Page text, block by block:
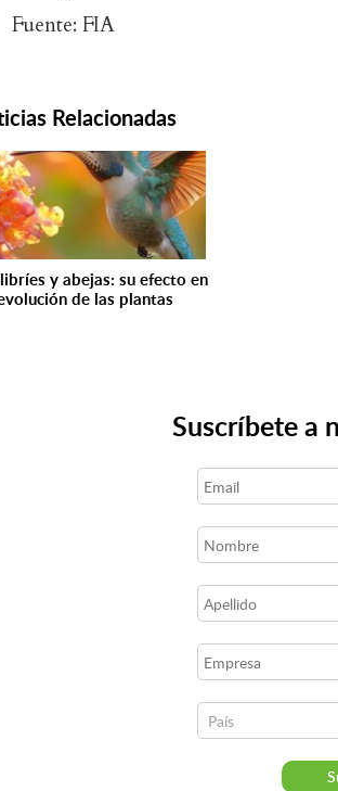
Fuente: FIA
Relacionadas
y abejas: su efecto en
de las plantas
Suscríbete a